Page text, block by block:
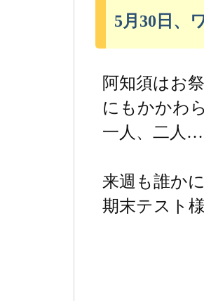
5月30日、
阿知須はお
にもかかわ
一人、二人
来週も誰か
期末テスト